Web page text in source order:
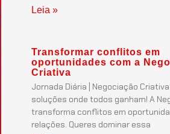
Leia »
Transformar conflitos em
oportunidades com a
Criativa
Jornada Diária | Negociação
soluções onde todos ganham! A
transforma conflitos em
relações. Queres dominar essa